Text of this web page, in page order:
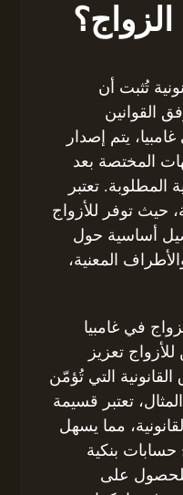
تُثبت أن
القوانين
يتم إصدار
المختصة بعد
المطلوبة. تعتبر
حيث توفر للأزواج
أساسية حول
المعنية،
في غامبيا
تعزيز
التي تُؤمّن
تعتبر قسيمة
مما يسهل
حسابات بنكية
على